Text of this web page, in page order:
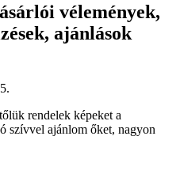
vélemények,
ajánlások
rendelek képeket a
szívvel ajánlom őket, nagyon